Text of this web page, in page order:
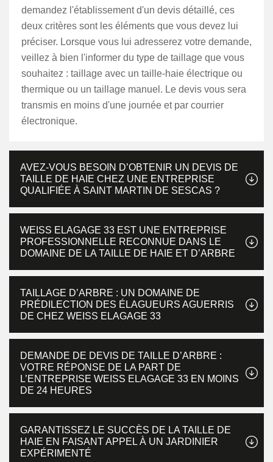
demandez l'établissement d'un devis détaillé, ces
deux critères sont les éléments que vous devez lui
préciser. Lorsque vous lui adresserez votre demande,
veillez à bien l'informer du type de taillage que vous
souhaitez : taillage avec un taille-haie électrique ou
thermique ou un taillage manuel. Le devis vous sera
transmis en moins d'une journée et par courrier
électronique.
AVEZ-VOUS BESOIN D’OBTENIR UN DEVIS DE
TAILLE DE HAIE CHEZ UNE ENTREPRISE
QUALIFIÉE À SAINT MARTIN DE SESCAS ?
WEISS ELAGAGE 33 EST UNE ENTREPRISE
PROFESSIONNELLE RECONNUE DANS LE
DOMAINE DE LA TAILLE DE HAIE ET D’ARBRE
TAILLAGE D’ARBRE : UN DOMAINE DE
PRÉDILECTION DES ÉLAGUEURS AGUERRIS
DE CHEZ WEISS ELAGAGE 33
DEMANDE DE DEVIS DE TAILLE D’ARBRE :
VOTRE RÉPONSE DE LA PART DE
L’ENTREPRISE WEISS ELAGAGE 33 EN MOINS
DE 24 HEURES
GARANTISSEZ LE SUCCÈS DE LA TAILLE DE
HAIE EN FAISANT APPEL À UN JARDINIER
EXPÉRIMENTÉ